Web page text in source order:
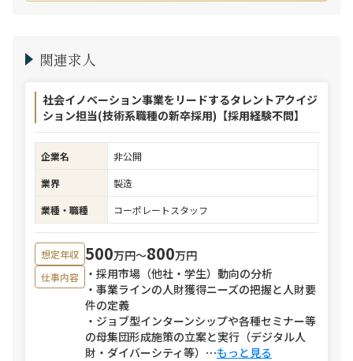
関連求人
社会イノベーション事業をリードするタレントアクイジ
ション担当(技術系職種の新卒採用)【採用経験不問】
企業名
非公開
業界
製造
業種・職種
コーポレートスタッフ
想定年収 500万円〜800万円
仕事内容
・採用市場（他社・学生）動向の分析
・事業ラインの人財獲得ニーズの把握と人財要
件の定義
・ジョブ型インターンシップや各種セミナー等
の母集団形成施策の立案と実行（デジタル人
財・ダイバーシティ等） ⋯もっと見る